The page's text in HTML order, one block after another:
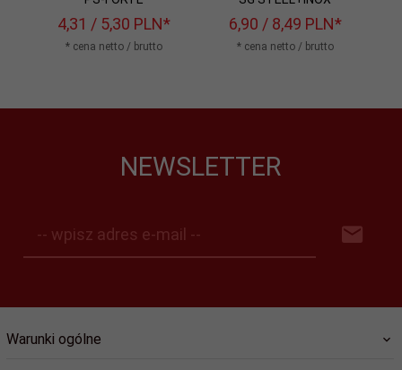
4,31 / 5,30 PLN*
* cena netto / brutto
6,90 / 8,49 PLN*
* cena netto / brutto
NEWSLETTER
-- wpisz adres e-mail --
Warunki ogólne